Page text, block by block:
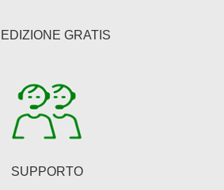
GRATIS
SUPPORTO